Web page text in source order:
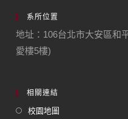
系所位置
地址：106台北市大安區和
愛樓5樓)
相關連結
校園地圖